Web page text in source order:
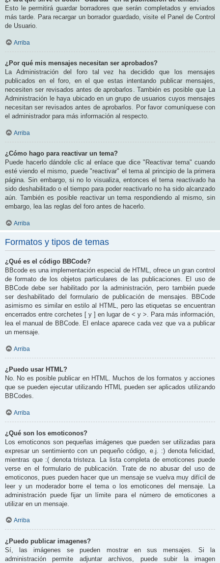
Esto le permitirá guardar borradores que serán completados y enviados
más tarde. Para recargar un borrador guardado, visite el Panel de Control
de Usuario.
Arriba
¿Por qué mis mensajes necesitan ser aprobados?
La Administración del foro tal vez ha decidido que los mensajes
publicados en el foro, en el que estas intentando publicar mensajes,
necesiten ser revisados antes de aprobarlos. También es posible que La
Administración le haya ubicado en un grupo de usuarios cuyos mensajes
necesitan ser revisados antes de aprobarlos. Por favor comuníquese con
el administrador para más información al respecto.
Arriba
¿Cómo hago para reactivar un tema?
Puede hacerlo dándole clic al enlace que dice "Reactivar tema" cuando
esté viendo el mismo, puede "reactivar" el tema al principio de la primera
página. Sin embargo, si no lo visualiza, entonces el tema reactivado ha
sido deshabilitado o el tiempo para poder reactivarlo no ha sido alcanzado
aún. También es posible reactivar un tema respondiendo al mismo, sin
embargo, lea las reglas del foro antes de hacerlo.
Arriba
Formatos y tipos de temas
¿Qué es el código BBCode?
BBcode es una implementación especial de HTML, ofrece un gran control
de formato de los objetos particulares de las publicaciones. El uso de
BBCode debe ser habilitado por la administración, pero también puede
ser deshabilitado del formulario de publicación de mensajes. BBCode
asimismo es similar en estilo al HTML, pero las etiquetas se encuentran
encerrados entre corchetes [ y ] en lugar de < y >. Para más información,
lea el manual de BBCode. El enlace aparece cada vez que va a publicar
un mensaje.
Arriba
¿Puedo usar HTML?
No. No es posible publicar en HTML. Muchos de los formatos y acciones
que se pueden ejecutar utilizando HTML pueden ser aplicados utilizando
BBCodes.
Arriba
¿Qué son los emoticonos?
Los emoticonos son pequeñas imágenes que pueden ser utilizadas para
expresar un sentimiento con un pequeño código, e.j. :) denota felicidad,
mientras que :( denota tristeza. La lista completa de emoticones puede
verse en el formulario de publicación. Trate de no abusar del uso de
emoticonos, pues pueden hacer que un mensaje se vuelva muy difícil de
leer y un moderador borre el tema o los emoticones del mensaje. La
administración puede fijar un límite para el número de emoticones a
utilizar en un mensaje.
Arriba
¿Puedo publicar imagenes?
Sí, las imágenes se pueden mostrar en sus mensajes. Si la
administración permite adjuntar archivos, puede subir la imagen